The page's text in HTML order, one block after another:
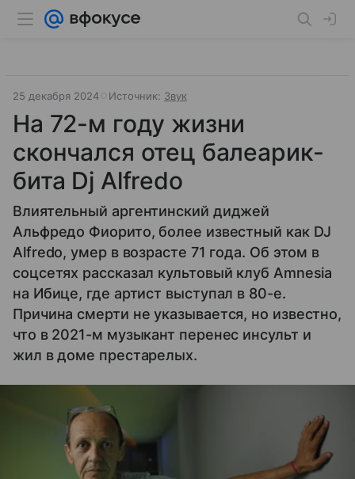
25 декабря 2024 Источник: Звук
На 72-м году жизни
скончался отец балеарик-
бита Dj Alfredo
Влиятельный аргентинский диджей
Альфредо Фиорито, более известный как DJ
Alfredo, умер в возрасте 71 года. Об этом в
соцсетях рассказал культовый клуб Amnesia
на Ибице, где артист выступал в 80-е.
Причина смерти не указывается, но известно,
что в 2021-м музыкант перенес инсульт и
жил в доме престарелых.